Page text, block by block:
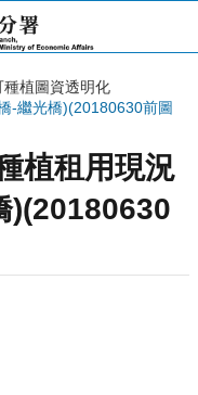
植圖資透明化
-繼光橋)(20180630前圖
植租用現況
)(20180630